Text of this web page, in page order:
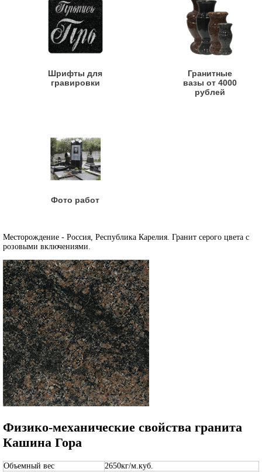
Шрифты для
гравировки
Гранитные
вазы от 4000
рублей
Фото работ
Месторождение - Россия, Республика Карелия. Гранит серого цвета с
розовыми включениями.
Физико-механические свойства гранита
Кашина Гора
Объемный вес
2650кг/м.куб.